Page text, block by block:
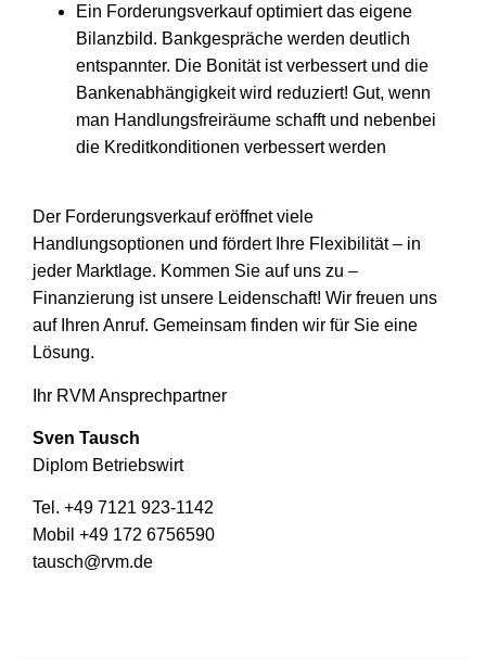
Ein Forderungsverkauf optimiert das eigene
Bilanzbild. Bankgespräche werden deutlich
entspannter. Die Bonität ist verbessert und die
Bankenabhängigkeit wird reduziert! Gut, wenn
man Handlungsfreiräume schafft und nebenbei
die Kreditkonditionen verbessert werden
Der Forderungsverkauf eröffnet viele
Handlungsoptionen und fördert Ihre Flexibilität – in
jeder Marktlage. Kommen Sie auf uns zu –
Finanzierung ist unsere Leidenschaft! Wir freuen uns
auf Ihren Anruf. Gemeinsam finden wir für Sie eine
Lösung.
Ihr RVM Ansprechpartner
Sven Tausch
Diplom Betriebswirt
Tel. +49 7121 923-1142
Mobil +49 172 6756590
tausch@rvm.de